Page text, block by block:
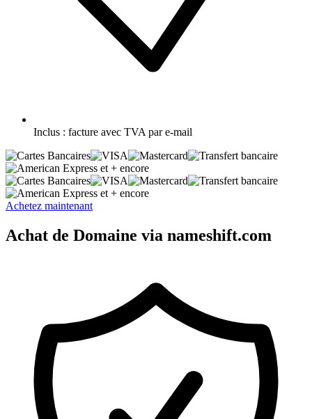
Inclus : facture avec TVA par e-mail
et + encore
et + encore
Achetez maintenant
Achat de Domaine via nameshift.com